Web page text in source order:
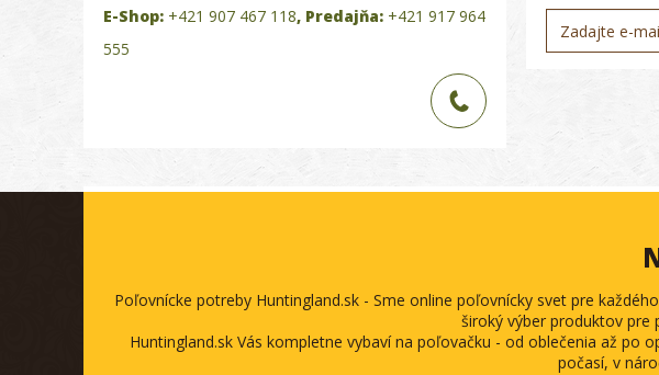
E-Shop: +421 907 467 118, Predajňa: +421 917 964
555
Poľovnícke potreby Huntingland.sk - Sme online poľovnícky svet pre
široký výber produktov pre
Huntingland.sk Vás kompletne vybaví na poľovačku - od oblečenia až
počasí, v